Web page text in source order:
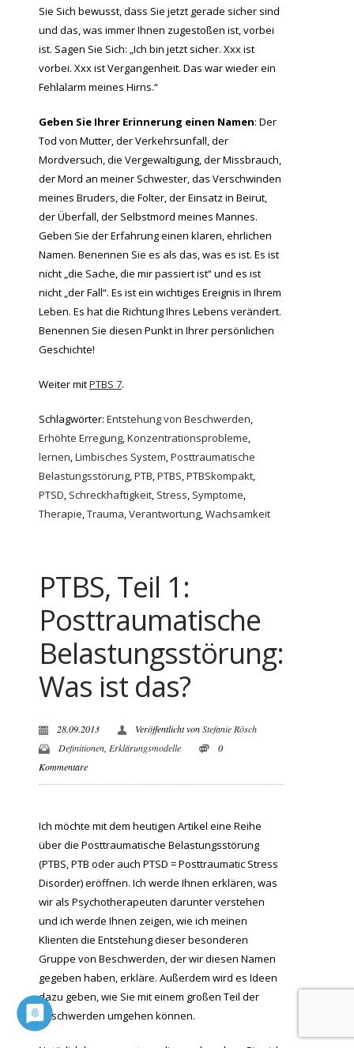
Sie Sich bewusst, dass Sie jetzt gerade sicher sind
und das, was immer Ihnen zugestoßen ist, vorbei
ist. Sagen Sie Sich: „Ich bin jetzt sicher. Xxx ist
vorbei. Xxx ist Vergangenheit. Das war wieder ein
Fehlalarm meines Hirns.“
Geben Sie Ihrer Erinnerung einen Namen: Der
Tod von Mutter, der Verkehrsunfall, der
Mordversuch, die Vergewaltigung, der Missbrauch,
der Mord an meiner Schwester, das Verschwinden
meines Bruders, die Folter, der Einsatz in Beirut,
der Überfall, der Selbstmord meines Mannes.
Geben Sie der Erfahrung einen klaren, ehrlichen
Namen. Benennen Sie es als das, was es ist. Es ist
nicht „die Sache, die mir passiert ist“ und es ist
nicht „der Fall“. Es ist ein wichtiges Ereignis in Ihrem
Leben. Es hat die Richtung Ihres Lebens verändert.
Benennen Sie diesen Punkt in Ihrer persönlichen
Geschichte!
Weiter mitPTBS 7.
Schlagwörter: Entstehung von Beschwerden,
Erhöhte Erregung,Konzentrationsprobleme,
lernen,Limbisches System,Posttraumatische
Belastungsstörung,PTB,PTBS,PTBSkompakt,
PTSD, Schreckhaftigkeit, Stress, Symptome,
Therapie,Trauma,Verantwortung,Wachsamkeit
PTBS, Teil 1:
Posttraumatische
Belastungsstörung:
Was ist das?
28.09.2013 Veröffentlicht vonStefanie Rösch
Definitionen Erklärungsmodelle
0
Kommentare
Ich möchte mit dem heutigen Artikel eine Reihe
über die Posttraumatische Belastungsstörung
(PTBS, PTB oder auch PTSD = Posttraumatic Stress
Disorder) eröffnen. Ich werde Ihnen erklären, was
wir als Psychotherapeuten darunter verstehen
und ich werde Ihnen zeigen, wie ich meinen
Klienten die Entstehung dieser besonderen
Gruppe von Beschwerden, der wir diesen Namen
gegeben haben, erkläre. Außerdem wird es Ideen
dazu geben, wie Sie mit einem großen Teil der
Beschwerden umgehen können.